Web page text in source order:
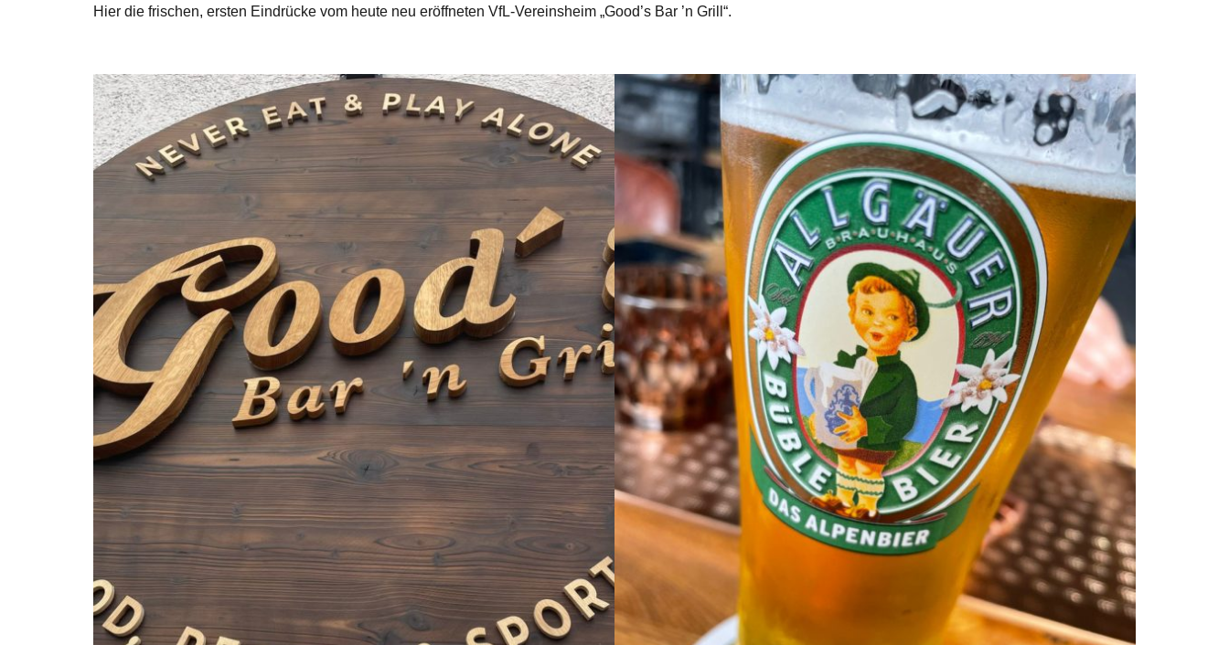
Hier die frischen, ersten Eindrücke vom heute neu eröffneten VfL-Vereinsheim „Good’s Bar ’n Grill“.